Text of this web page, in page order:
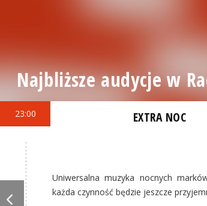
Najbliższe audycje w
23:00 EXTRA NOC
Uniwersalna muzyka nocnych
każda czynność będzie jeszcze